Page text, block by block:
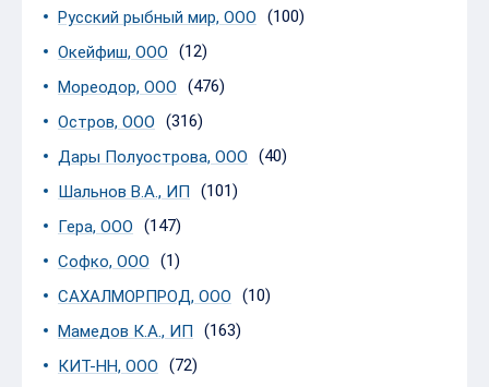
Русский рыбный мир, ООО
(100)
Окейфиш, ООО
(12)
Мореодор, ООО
(476)
Остров, ООО
(316)
Дары Полуострова, ООО
(40)
Шальнов В.А., ИП
(101)
Гера, ООО
(147)
Софко, ООО
(1)
САХАЛМОРПРОД, ООО
(10)
Мамедов К.А., ИП
(163)
КИТ-НН, ООО
(72)